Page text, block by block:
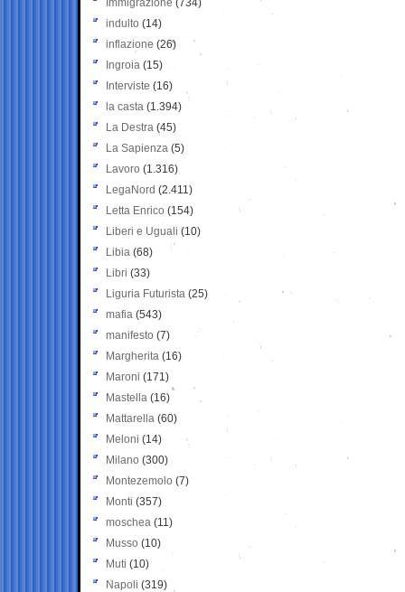
Immigrazione (734)
indulto (14)
inflazione (26)
Ingroia (15)
Interviste (16)
la casta (1.394)
La Destra (45)
La Sapienza (5)
Lavoro (1.316)
LegaNord (2.411)
Letta Enrico (154)
Liberi e Uguali (10)
Libia (68)
Libri (33)
Liguria Futurista (25)
mafia (543)
manifesto (7)
Margherita (16)
Maroni (171)
Mastella (16)
Mattarella (60)
Meloni (14)
Milano (300)
Montezemolo (7)
Monti (357)
moschea (11)
Musso (10)
Muti (10)
Napoli (319)